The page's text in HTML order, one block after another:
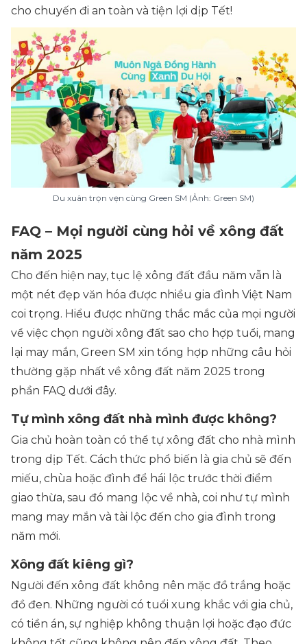
cho chuyến đi an toàn và tiện lợi dịp Tết!
Du xuân trọn vẹn cùng Green SM (Ảnh: Green SM)
FAQ – Mọi người cùng hỏi về xông đất
năm 2025
Cho đến hiện nay, tục lệ xông đất đầu năm vẫn là
một nét đẹp văn hóa được nhiều gia đình Việt Nam
coi trọng. Hiểu được những thắc mắc của mọi người
về việc chọn người xông đất sao cho hợp tuổi, mang
lại may mắn, Green SM xin tổng hợp những câu hỏi
thường gặp nhất về xông đất năm 2025 trong
phần FAQ dưới đây.
Tự mình xông đất nhà mình được không?
Gia chủ hoàn toàn có thể tự xông đất cho nhà mình
trong dịp Tết. Cách thức phổ biến là gia chủ sẽ đến
miếu, chùa hoặc đình để hái lộc trước thời điểm
giao thừa, sau đó mang lộc về nhà, coi như tự mình
mang may mắn và tài lộc đến cho gia đình trong
năm mới.
Xông đất kiêng gì?
Người đến xông đất không nên mặc đồ trắng hoặc
đồ đen. Những người có tuổi xung khắc với gia chủ,
có tiền án, sự nghiệp không thuận lợi hoặc đạo đức